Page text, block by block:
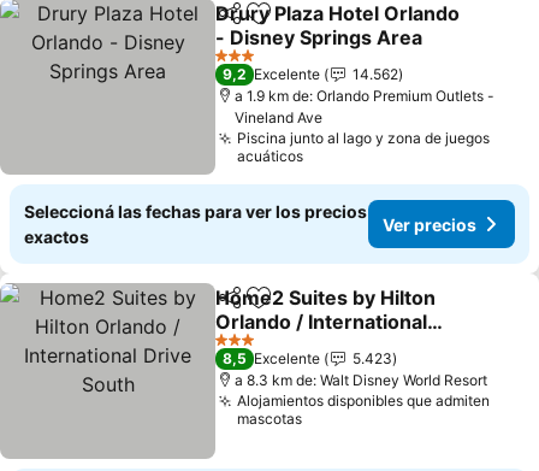
CompartirAñadir a favoritos
Drury Plaza Hotel Orlando
- Disney Springs Area
3 Estrellas
9,2 Excelente
14.562
a 1.9 km de: Orlando Premium Outlets -
Vineland Ave
Piscina junto al lago y zona de juegos
acuáticos
Seleccioná las fechas para ver los precios
exactos
Ver precios
CompartirAñadir a favoritos
Home2 Suites by Hilton
Orlando / International
Drive South
3 Estrellas
8,5 Excelente
5.423
a 8.3 km de: Walt Disney World Resort
Alojamientos disponibles que admiten
mascotas